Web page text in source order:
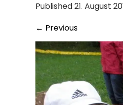
Published 21. August
← Previous